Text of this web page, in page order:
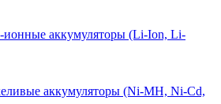
аккумуляторы (Li-Ion, Li-
аккумуляторы (Ni-MH, Ni-Cd,